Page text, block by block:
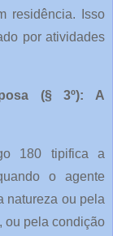
residência. Isso
por atividades
(§ 3º): A
180 tipifica a
o agente
natureza ou pela
ou pela condição